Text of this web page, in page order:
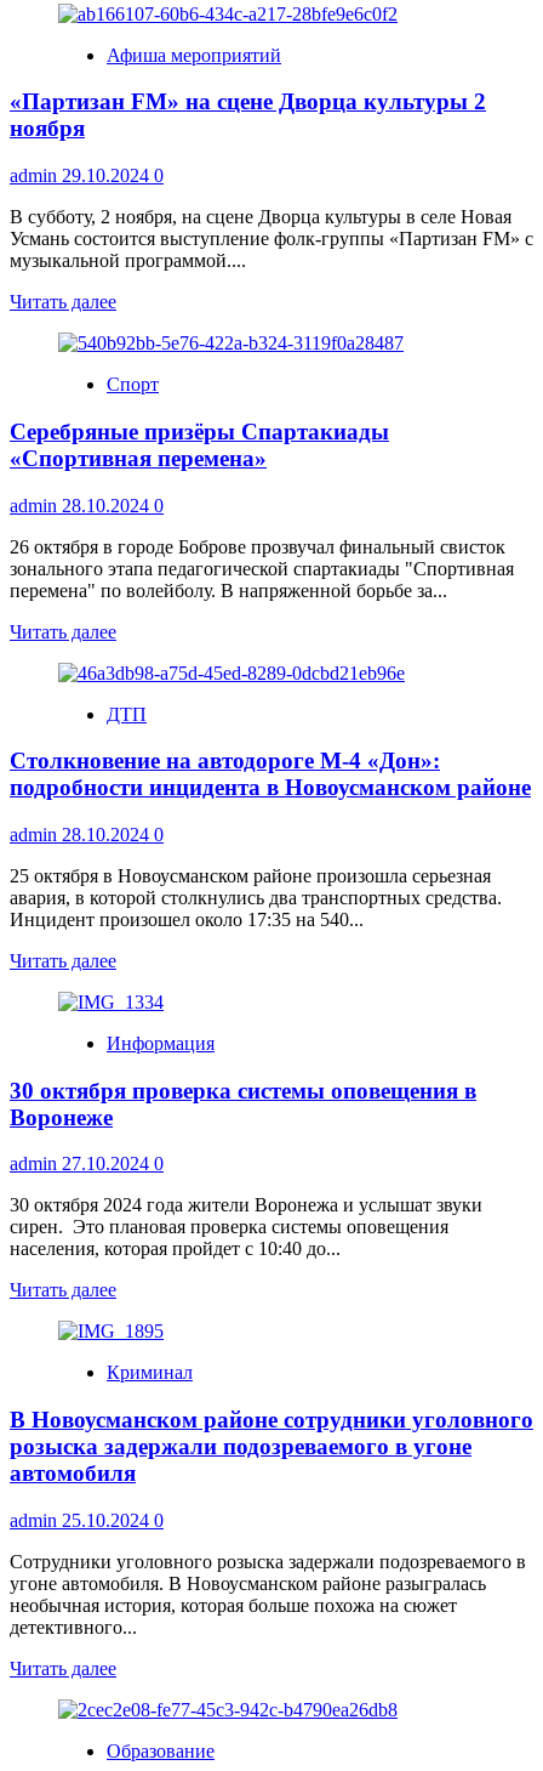
о
ноября
граждан
районе
Афиша мероприятий
«Партизан FM» на сцене Дворца культуры 2
ноября
admin 29.10.2024 0
В субботу, 2 ноября, на сцене Дворца культуры в селе Новая
Усмань состоится выступление фолк-группы «Партизан FM» с
музыкальной программой....
Читать далееПрочитать
о
FM»
сцене
Дворца
культуры
2
ноября
Спорт
Серебряные призёры Спартакиады
«Спортивная перемена»
admin 28.10.2024 0
26 октября в городе Боброве прозвучал финальный свисток
зонального этапа педагогической спартакиады "Спортивная
перемена" по волейболу. В напряженной борьбе за...
Читать далееПрочитать
о
призёры
«Спортивная
перемена»
ДТП
Столкновение на автодороге М-4 «Дон»:
подробности инцидента в Новоусманском районе
admin 28.10.2024 0
25 октября в Новоусманском районе произошла серьезная
авария, в которой столкнулись два транспортных средства.
Инцидент произошел около 17:35 на 540...
Читать далееПрочитать
на
М-4
инцидента
в
Новоусманском
районе
Информация
30 октября проверка системы оповещения в
Воронеже
admin 27.10.2024 0
30 октября 2024 года жители Воронежа и услышат звуки
сирен. Это плановая проверка системы оповещения
населения, которая пройдет с 10:40 до...
Читать далееПрочитать
октября
системы
оповещения
в
Воронеже
Криминал
В Новоусманском районе сотрудники уголовного
розыска задержали подозреваемого в угоне
автомобиля
admin 25.10.2024 0
Сотрудники уголовного розыска задержали подозреваемого в
угоне автомобиля. В Новоусманском районе разыгралась
необычная история, которая больше похожа на сюжет
детективного...
Читать далееПрочитать
о
Новоусманском
Образование